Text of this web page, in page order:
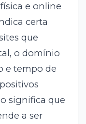
e online
certa
que
o domínio
e tempo de
significa que
a ser